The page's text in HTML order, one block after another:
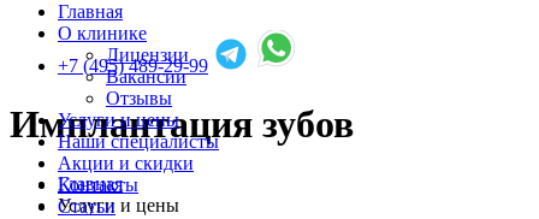
Главная
О клинике
Лицензии
Вакансии
Отзывы
Услуги и цены
Наши специалисты
Акции и скидки
Контакты
Статьи
+7 (495) 489-29-99
Имплантация зубов
Главная
Услуги и цены